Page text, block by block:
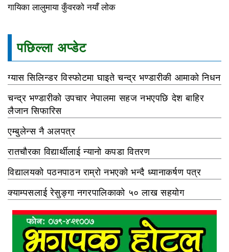
गायिका लालुमाया कुँवरको नयाँ लोक
पछिल्ला अप्डेट
ग्यास सिलिन्डर विस्फोटमा घाइते चन्द्र भण्डारीकी आमाको निधन
चन्द्र भण्डारीको उपचार नेपालमा सहज नभएपछि देश बाहिर
लैजान सिफारिस
एम्बुलेन्स नै अलपत्र
रातचौरका विद्यार्थीलाई न्यानो कपडा वितरण
विद्यालयको पठनपाठन राम्रो नभएको भन्दै ध्यानाकर्षण पत्र
क्याम्पसलाई रेसुङ्गा नगरपालिकाको ५० लाख सहयोग